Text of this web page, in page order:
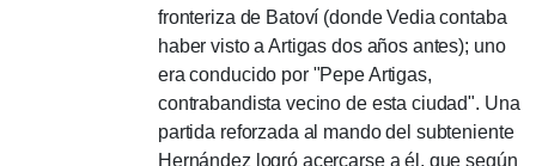
fronteriza de Batoví (donde Vedia contaba
haber visto a Artigas dos años antes); uno
era conducido por "Pepe Artigas,
contrabandista vecino de esta ciudad". Una
partida reforzada al mando del subteniente
Hernández logró acercarse a él, que según